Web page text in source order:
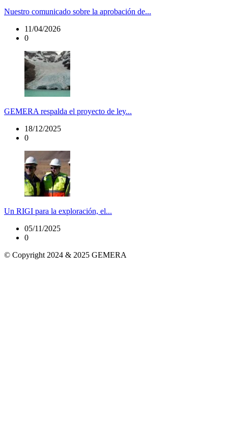
Nuestro comunicado sobre la aprobación de...
11/04/2026
0
GEMERA respalda el proyecto de ley...
18/12/2025
0
Un RIGI para la exploración, el...
05/11/2025
0
© Copyright 2024 & 2025 GEMERA